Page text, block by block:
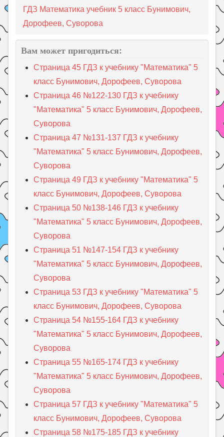
ГДЗ Математика учебник 5 класс Бунимович,
Дорофеев, Суворова
Вам может пригодиться:
Страница 45 ГДЗ к учебнику "Математика" 5
класс Бунимович, Дорофеев, Суворова
Страница 46 №122-130 ГДЗ к учебнику
"Математика" 5 класс Бунимович, Дорофеев,
Суворова
Страница 47 №131-137 ГДЗ к учебнику
"Математика" 5 класс Бунимович, Дорофеев,
Суворова
Страница 49 ГДЗ к учебнику "Математика" 5
класс Бунимович, Дорофеев, Суворова
Страница 50 №138-146 ГДЗ к учебнику
"Математика" 5 класс Бунимович, Дорофеев,
Суворова
Страница 51 №147-154 ГДЗ к учебнику
"Математика" 5 класс Бунимович, Дорофеев,
Суворова
Страница 53 ГДЗ к учебнику "Математика" 5
класс Бунимович, Дорофеев, Суворова
Страница 54 №155-164 ГДЗ к учебнику
"Математика" 5 класс Бунимович, Дорофеев,
Суворова
Страница 55 №165-174 ГДЗ к учебнику
"Математика" 5 класс Бунимович, Дорофеев,
Суворова
Страница 57 ГДЗ к учебнику "Математика" 5
класс Бунимович, Дорофеев, Суворова
Страница 58 №175-185 ГДЗ к учебнику